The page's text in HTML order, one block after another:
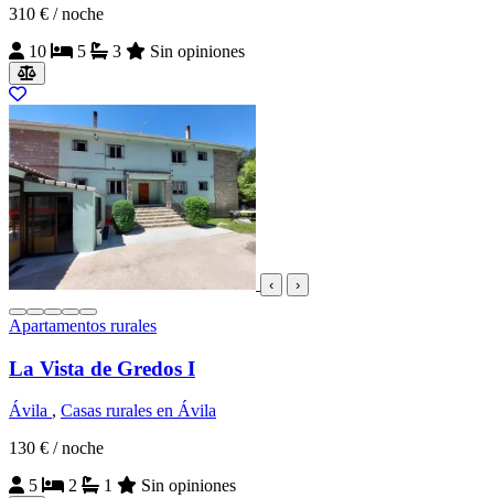
310 € / noche
10
5 3 Sin opiniones
‹ ›
Apartamentos rurales
La Vista de Gredos I
Ávila , Casas rurales en Ávila
130 € / noche
5
2 1 Sin opiniones